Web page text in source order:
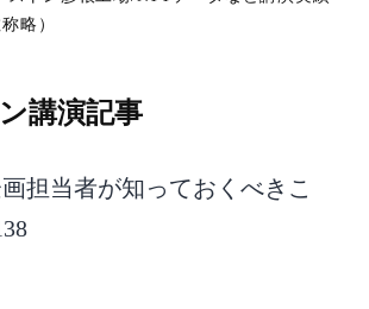
称略）
講演記事
画担当者が知っておくべきこ